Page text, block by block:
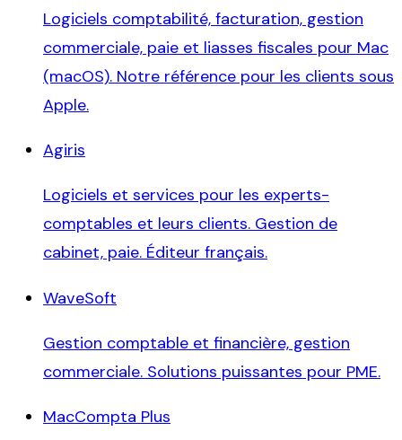
Logiciels comptabilité, facturation, gestion
commerciale, paie et liasses fiscales pour Mac
(macOS). Notre référence pour les clients sous
Apple.
Agiris
Logiciels et services pour les experts-
comptables et leurs clients. Gestion de
cabinet, paie. Éditeur français.
WaveSoft
Gestion comptable et financière, gestion
commerciale. Solutions puissantes pour PME.
MacCompta Plus